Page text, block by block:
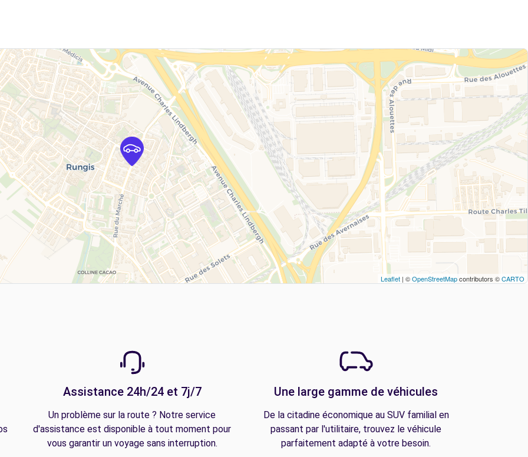
Leaflet | ©OpenStreetMapcontributors ©CARTO
Assistance 24h/24 et 7j/7
Un problème sur la route ? Notre service
d'assistance est disponible à tout moment pour
vous garantir un voyage sans interruption.
Une large gamme de véhicules
De la citadine économique au SUV familial en
passant par l'utilitaire, trouvez le véhicule
parfaitement adapté à votre besoin.